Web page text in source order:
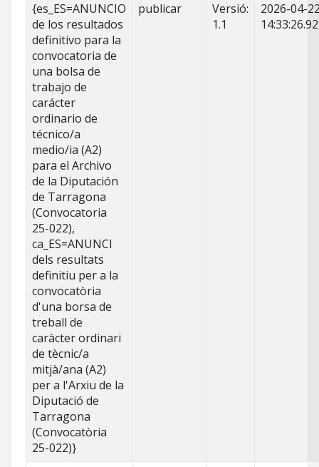
{es_ES=ANUNCIO
de los resultados
definitivo para la
convocatoria de
una bolsa de
trabajo de
carácter
ordinario de
técnico/a
medio/ia (A2)
para el Archivo
de la Diputación
de Tarragona
(Convocatoria
25-022),
ca_ES=ANUNCI
dels resultats
definitiu per a la
convocatòria
d'una borsa de
treball de
caràcter ordinari
de tècnic/a
mitjà/ana (A2)
per a l'Arxiu de la
Diputació de
Tarragona
(Convocatòria
25-022)}
publicar
Versió:
1.1
2026-04-